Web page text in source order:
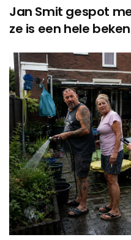
Jan Smit gespot
ze is een hele